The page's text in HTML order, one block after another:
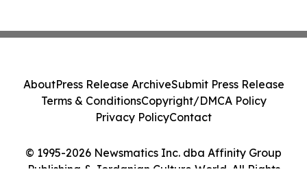
© 1995-2026 Newsmatics Inc. dba Affinity Group
Publishing & Jordanian Culture World. All Rights
AboutPress Release ArchiveSubmit Press Release
Terms & ConditionsCopyright/DMCA Policy
Privacy PolicyContact